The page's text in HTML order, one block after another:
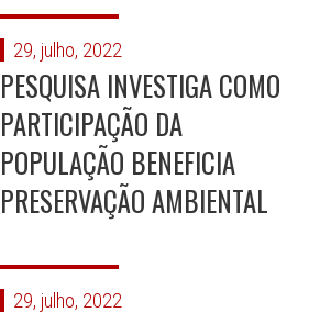
29, julho, 2022
PESQUISA INVESTIGA COMO
PARTICIPAÇÃO DA
POPULAÇÃO BENEFICIA
PRESERVAÇÃO AMBIENTAL
29, julho, 2022